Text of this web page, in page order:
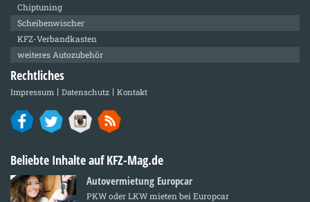
Chiptuning
Scheibenwischer
KFZ-Verbandkasten
weiteres Autozubehör
Rechtliches
Impressum Datenschutz Kontakt
Beliebte Inhalte auf KFZ-Mag.de
Autovermietung Europcar
PKW oder LKW mieten bei Europcar